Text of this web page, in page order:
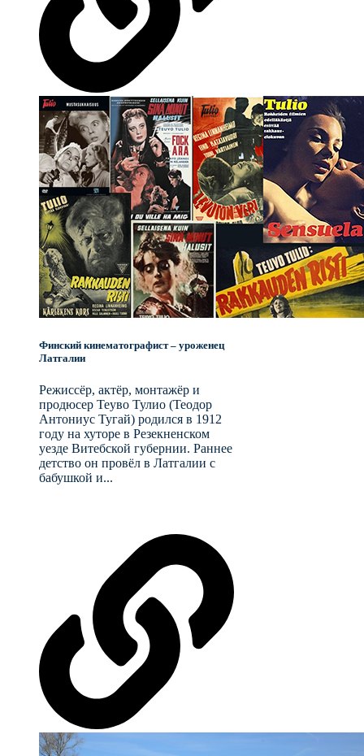
Финский кинематографист – уроженец
Латгалии
Режиссёр, актёр, монтажёр и
продюсер Теуво Тулио (Теодор
Антониус Тугай) родился в 1912
году на хуторе в Резекненском
уезде Витебской губернии. Раннее
детство он провёл в Латгалии с
бабушкой и...